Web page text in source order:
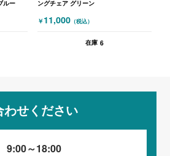
ルー ングチェア グリーン
￥ 11,000 （税込）
在庫 6
わせください
9:00～18:00